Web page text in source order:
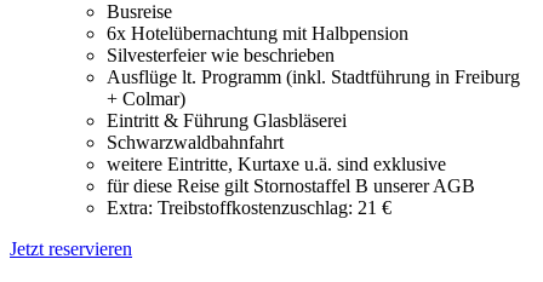
Busreise
6x Hotelübernachtung mit Halbpension
Silvesterfeier wie beschrieben
Ausflüge lt. Programm (inkl. Stadtführung in Freiburg
+ Colmar)
Eintritt & Führung Glasbläserei
Schwarzwaldbahnfahrt
weitere Eintritte, Kurtaxe u.ä. sind exklusive
für diese Reise gilt Stornostaffel B unserer AGB
Extra: Treibstoffkostenzuschlag: 21 €
Jetzt reservieren